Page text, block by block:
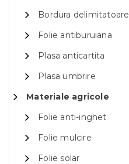
Bordura delimitatoare
Folie antiburuiana
Plasa anticartita
Plasa umbrire
Materiale agricole
Folie anti-inghet
Folie mulcire
Folie solar